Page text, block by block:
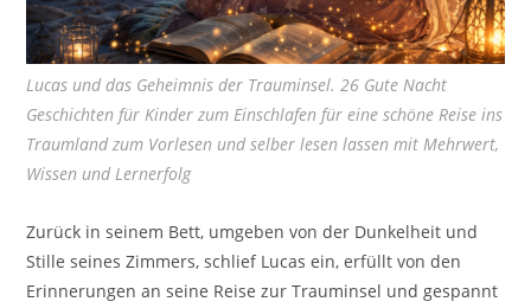
Lucas und das Geheimnis der Trauminsel. 26 Gute Nacht
Geschichten für Kinder zum Einschlafen für eine schöne Reise ins
Traumland zum Vorlesen und selber lesen lassen mit Mehrwert,
Wissen und Lernerfolg
Zurück in seinem Bett, umgeben von der Dunkelheit und
Stille seines Zimmers, schlief Lucas ein, erfüllt von den
Erinnerungen an seine Reise zur Trauminsel und gespannt